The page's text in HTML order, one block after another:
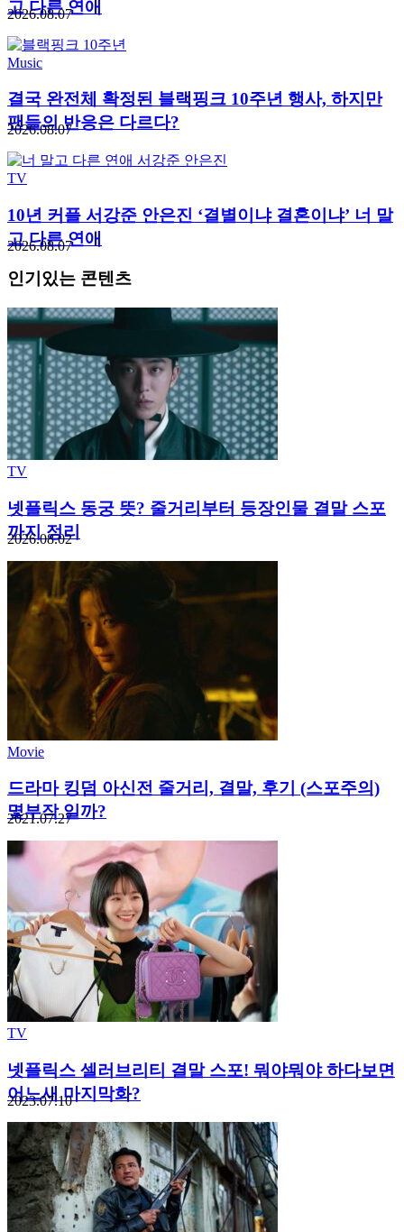
고 다른 연애
2026.08.07
Music
결국 완전체 확정된 블랙핑크 10주년 행사, 하지만
팬들의 반응은 다르다?
2026.08.07
TV
10년 커플 서강준 안은진 ‘결별이냐 결혼이냐’ 너 말
고 다른 연애
2026.08.07
인기있는 콘텐츠
TV
넷플릭스 동궁 뜻? 줄거리부터 등장인물 결말 스포
까지 정리
2026.08.02
Movie
드라마 킹덤 아신전 줄거리, 결말, 후기 (스포주의)
몇부작 일까?
2021.07.27
TV
넷플릭스 셀러브리티 결말 스포! 뭐야뭐야 하다보면
어느새 마지막화?
2023.07.10